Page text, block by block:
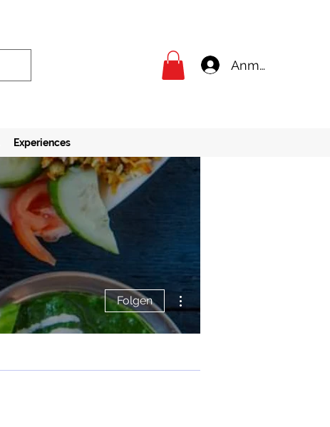
Anmelden
Experiences
Folgen